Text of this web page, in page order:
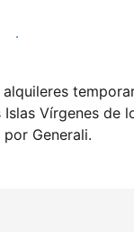
plataforma hoy
Vírgenes de
Generali.